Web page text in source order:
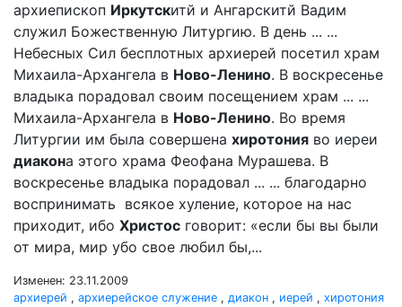
архиепископ Иркутскитй и Ангарскитй Вадим
служил Божественную Литургию. В день ... ...
Небесных Сил бесплотных архиерей посетил храм
Михаила-Архангела в Ново-Ленино. В воскресенье
владыка порадовал своим посещением храм ... ...
Михаила-Архангела в Ново-Ленино. Во время
Литургии им была совершена хиротония во иереи
диакона этого храма Феофана Мурашева. В
воскресенье владыка порадовал ... ... благодарно
воспринимать всякое хуление, которое на нас
приходит, ибо Христос говорит: «если бы вы были
от мира, мир убо свое любил бы,...
Изменен: 23.11.2009
архиерей , архиерейское служение , диакон , иерей , хиротония